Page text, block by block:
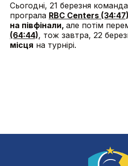
Сьогодні, 21 березня
програла RBC Centers
на півфінали, але потім
(64:44), тож завтра, 22
місця на турнірі.